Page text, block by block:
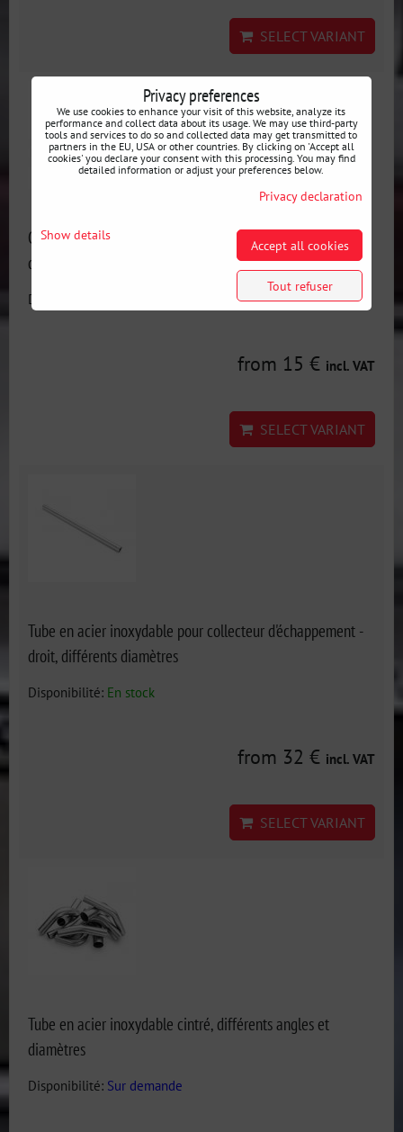
SELECT VARIANT
Coude d'échappement en acier inoxydable - différents
diamètres T304 90°
Disponibilité:
from 15 € incl. VAT
SELECT VARIANT
Tube en acier inoxydable pour collecteur d'échappement -
droit, différents diamètres
Disponibilité: En stock
from 32 € incl. VAT
SELECT VARIANT
Tube en acier inoxydable cintré, différents angles et
diamètres
Disponibilité: Sur demande
Privacy preferences
We use cookies to enhance your visit of this website, analyze its
performance and collect data about its usage. We may use third-party
tools and services to do so and collected data may get transmitted to
partners in the EU, USA or other countries. By clicking on 'Accept all
cookies' you declare your consent with this processing. You may find
detailed information or adjust your preferences below.
Privacy declaration
Show details
Accept all cookies
Tout refuser